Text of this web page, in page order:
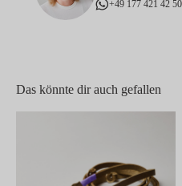
+49 177 421 42 50
Das könnte dir auch gefallen